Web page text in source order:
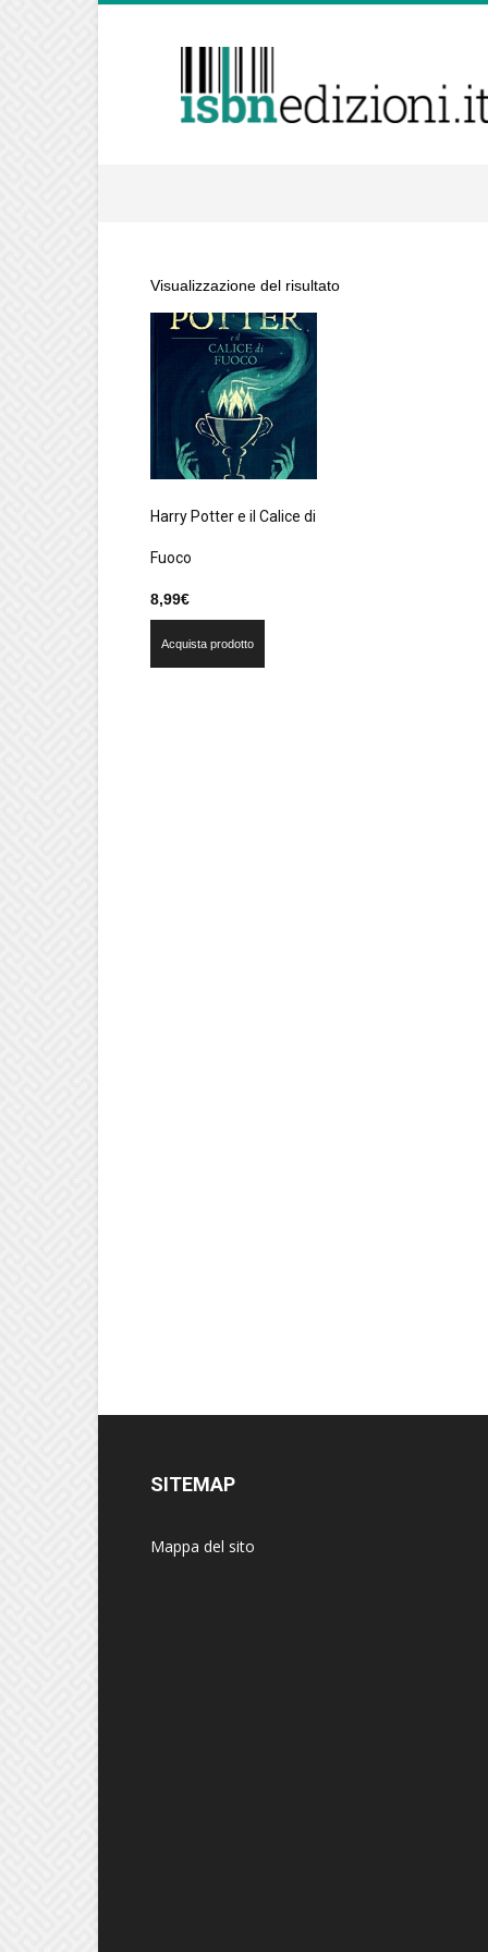
isbnedizioni.it
Visualizzazione del risultato
Harry Potter e il Calice di
Fuoco
8,99€
Acquista prodotto
SITEMAP
Mappa del sito